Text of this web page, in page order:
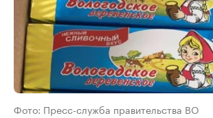
Фото: Пресс-служба правительства ВО